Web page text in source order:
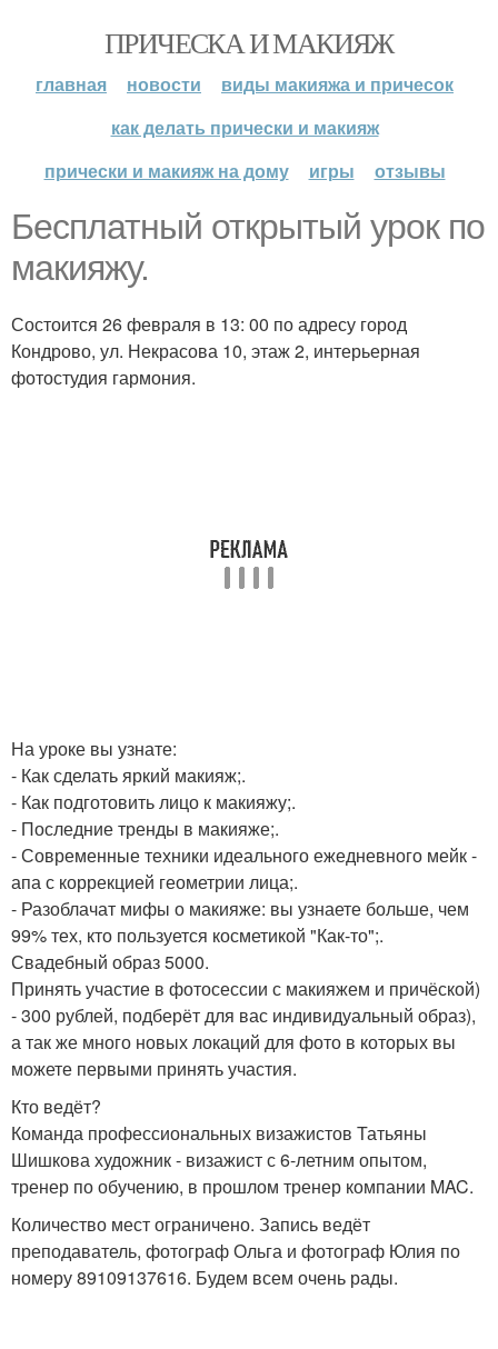
ПРИЧЕСКА И МАКИЯЖ
главная новости
виды макияжа и причесок
как делать прически и макияж
прически и макияж на дому
игры отзывы
Бесплатный открытый урок по
макияжу.
Состоится 26 февраля в 13: 00 по адресу город
Кондрово, ул. Некрасова 10, этаж 2, интерьерная
фотостудия гармония.
На уроке вы узнате:
- Как сделать яркий макияж;.
- Как подготовить лицо к макияжу;.
- Последние тренды в макияже;.
- Современные техники идеального ежедневного мейк -
апа с коррекцией геометрии лица;.
- Разоблачат мифы о макияже: вы узнаете больше, чем
99% тех, кто пользуется косметикой "Как-то";.
Свадебный образ 5000.
Принять участие в фотосессии с макияжем и причёской)
- 300 рублей, подберёт для вас индивидуальный образ),
а так же много новых локаций для фото в которых вы
можете первыми принять участия.
Кто ведёт?
Команда профессиональных визажистов Татьяны
Шишкова художник - визажист с 6-летним опытом,
тренер по обучению, в прошлом тренер компании MAC.
Количество мест ограничено. Запись ведёт
преподаватель, фотограф Ольга и фотограф Юлия по
номеру 89109137616. Будем всем очень рады.